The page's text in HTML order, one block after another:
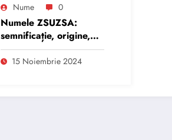
Nume 0
Numele ZSUZSA:
semnificație, origine,
trăsături și
personalitate
15 Noiembrie 2024